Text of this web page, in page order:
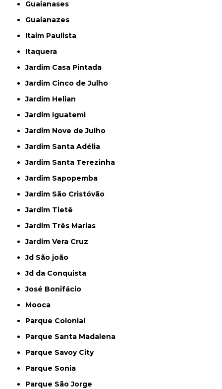
Guaianases
Guaianazes
Itaim Paulista
Itaquera
Jardim Casa Pintada
Jardim Cinco de Julho
Jardim Helian
Jardim Iguatemi
Jardim Nove de Julho
Jardim Santa Adélia
Jardim Santa Terezinha
Jardim Sapopemba
Jardim São Cristóvão
Jardim Tietê
Jardim Três Marias
Jardim Vera Cruz
Jd São joão
Jd da Conquista
José Bonifácio
Mooca
Parque Colonial
Parque Santa Madalena
Parque Savoy City
Parque Sonia
Parque São Jorge